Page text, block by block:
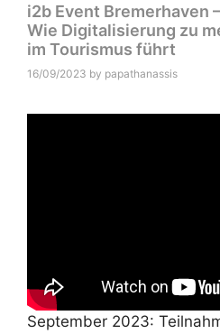
i2b Event Bremerhaven
Wie Digitalisierung zu
im Tourismus führt
16/09/2023 by papathanassis
September 2023: